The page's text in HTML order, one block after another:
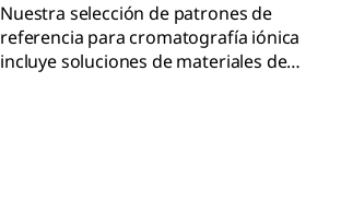
Nuestra selección de patrones de
referencia para cromatografía iónica
incluye soluciones de materiales de